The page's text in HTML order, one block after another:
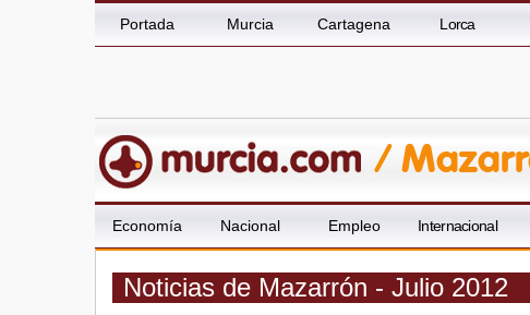
Portada Murcia Cartagena Lorca
Economía Nacional Empleo Internacional
Noticias de Mazarrón - Julio 2012